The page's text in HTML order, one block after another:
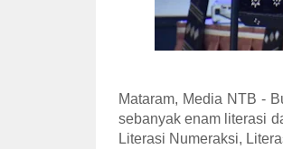
Mataram, Media NTB -
sebanyak enam literasi
Literasi Numeraksi,